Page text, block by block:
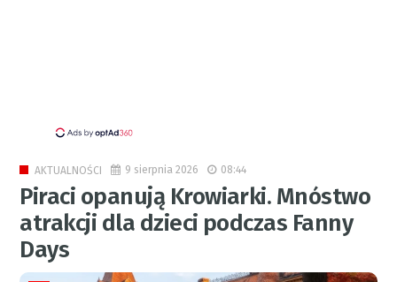
AKTUALNOŚCI 9 sierpnia 2026 08:44
Piraci opanują Krowiarki. Mnóstwo
atrakcji dla dzieci podczas Fanny
Days